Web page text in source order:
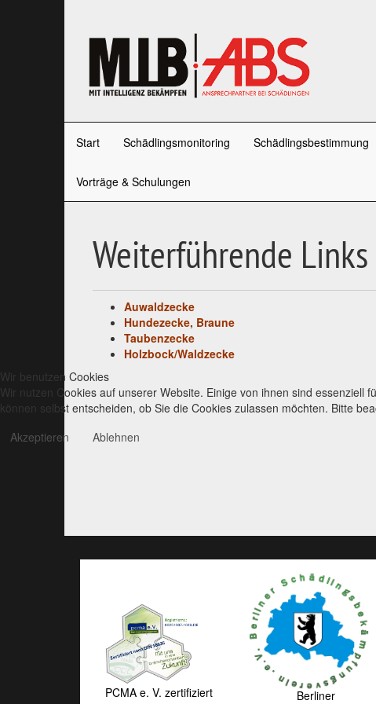
Start Schädlingsmonitoring Schädlingsbestimmung
Vorträge & Schulungen
Weiterführende
Auwaldzecke
Hundezecke, Braune
Taubenzecke
Holzbock/Waldzecke
PCMA e. V. zertifiziert
Berliner
Wir benutzen Cookies
Wir nutzen Cookies auf unserer Website. Einige von ihnen sind
können selbst entscheiden, ob Sie die Cookies zulassen möchten. Bitte
Akzeptieren
Ablehnen